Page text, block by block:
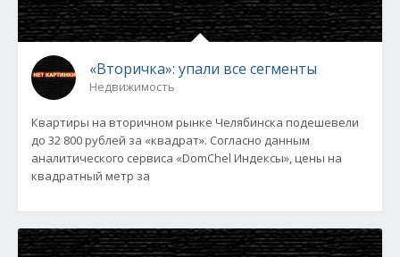
«Вторичка»: упали все сегменты
Недвижимость
Квартиры на вторичном рынке Челябинска подешевели
до 32 800 рублей за «квадрат». Согласно данным
аналитического сервиса «DomChel Индексы», цены на
квадратный метр за